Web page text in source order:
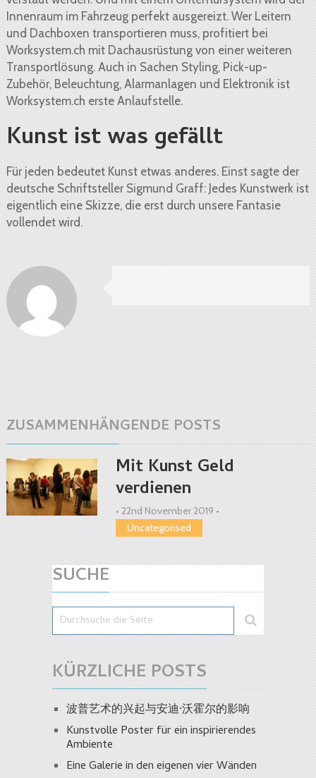
Innenraum im Fahrzeug perfekt ausgereizt. Wer Leitern
und Dachboxen transportieren muss, profitiert bei
Worksystem.ch mit Dachausrüstung von einer weiteren
Transportlösung. Auch in Sachen Styling, Pick-up-
Zubehör, Beleuchtung, Alarmanlagen und Elektronik ist
Worksystem.ch erste Anlaufstelle.
Kunst ist was gefällt
Für jeden bedeutet Kunst etwas anderes. Einst sagte der
deutsche Schriftsteller Sigmund Graff: Jedes Kunstwerk ist
eigentlich eine Skizze, die erst durch unsere Fantasie
vollendet wird.
ZUSAMMENHÄNGENDE POSTS
Mit Kunst Geld
verdienen
• 22nd November 2019 •
Uncategorised
SUCHE
KÜRZLICHE POSTS
波普艺术的兴起与安迪·沃霍尔的影响
Kunstvolle Poster für ein inspirierendes
Ambiente
Eine Galerie in den eigenen vier Wänden